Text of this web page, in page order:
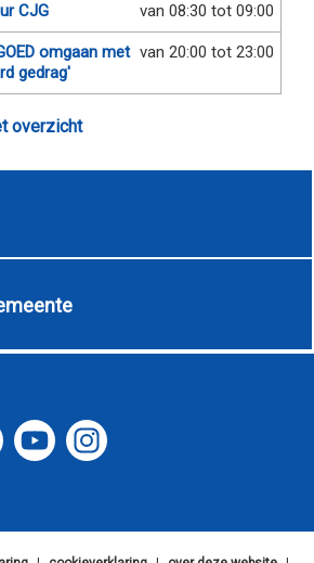
van 08:30 tot 09:00
CJG
van 20:00 tot 23:00
omgaan met
gedrag'
overzicht